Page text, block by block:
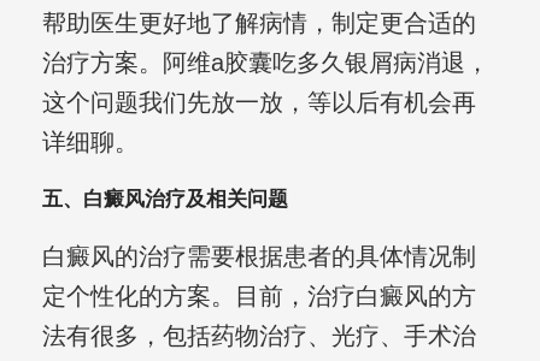
帮助医生更好地了解病情，制定更合适的
治疗方案。阿维a胶囊吃多久银屑病消退，
这个问题我们先放一放，等以后有机会再
详细聊。
五、白癜风治疗及相关问题
白癜风的治疗需要根据患者的具体情况制
定个性化的方案。目前，治疗白癜风的方
法有很多，包括药物治疗、光疗、手术治